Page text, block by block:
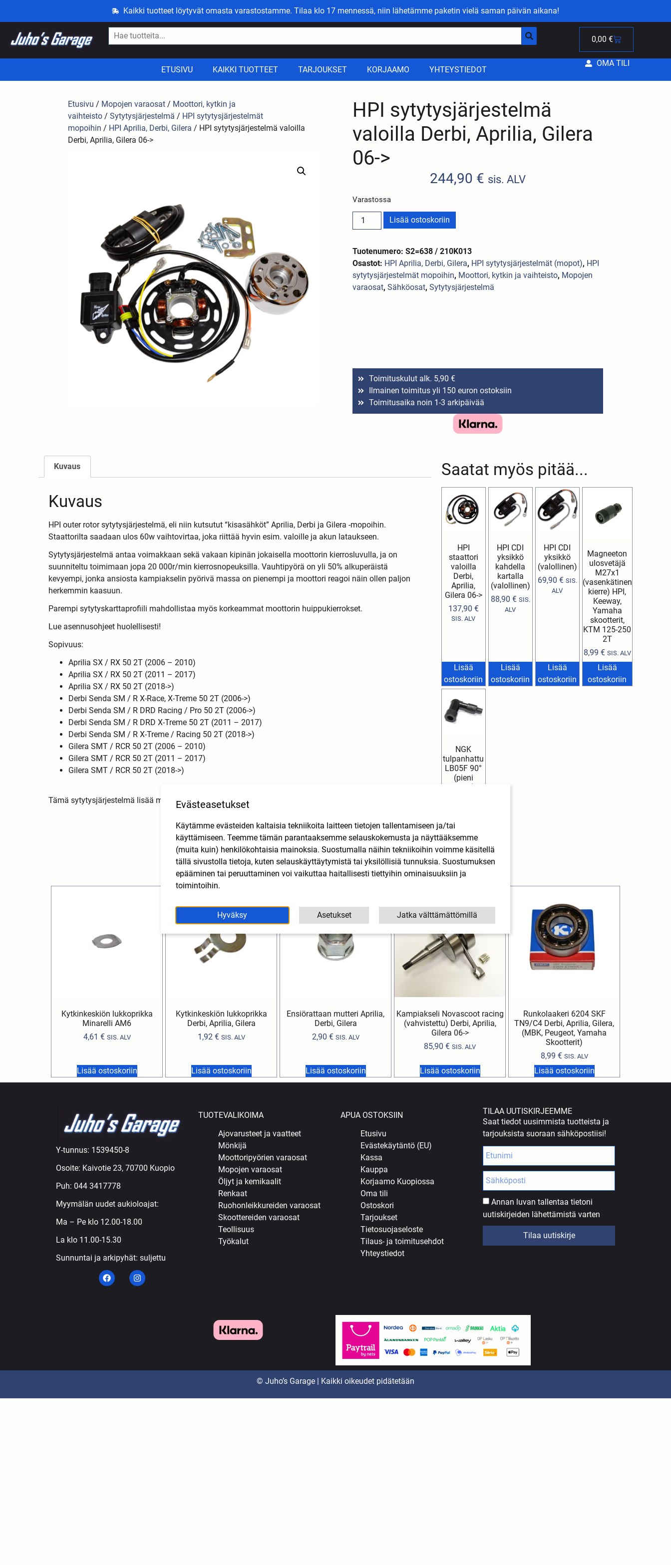
Kaikki tuotteet löytyvät omasta varastostamme. Tilaa klo 17 mennessä, niin lähetämme paketin vielä saman päivän aikana!
0,00 €
ETUSIVU KAIKKI TUOTTEET TARJOUKSET KORJAAMO YHTEYSTIEDOT
OMA TILI
Etusivu / Mopojen varaosat / Moottori, kytkin ja
vaihteisto /Sytytysjärjestelmä / HPI sytytysjärjestelmät
mopoihin / HPI Aprilia, Derbi, Gilera / HPI sytytysjärjestelmä valoilla
Derbi, Aprilia, Gilera 06->
HPI sytytysjärjestelmä
valoilla Derbi, Aprilia, Gilera
06->
244,90 € sis. ALV
Varastossa
Lisää ostoskoriin
Tuotenumero: S2=638 / 210K013
Osastot: HPI Aprilia, Derbi, Gilera, HPI sytytysjärjestelmät (mopot), HPI
sytytysjärjestelmät mopoihin, Moottori, kytkin ja vaihteisto, Mopojen
varaosat,Sähköosat,Sytytysjärjestelmä
Toimituskulut alk. 5,90 €
Ilmainen toimitus yli 150 euron ostoksiin
Toimitusaika noin 1-3 arkipäivää
Saatat myös pitää...
HPI
staattori
valoilla
Derbi,
Aprilia,
Gilera 06->
137,90 €
SIS. ALV
Lisää
ostoskoriin
HPI CDI
yksikkö
kahdella
kartalla
(valollinen)
88,90 € SIS.
ALV
Lisää
ostoskoriin
HPI CDI
yksikkö
(valollinen)
69,90 € SIS.
ALV
Lisää
ostoskoriin
Magneeton
ulosvetäjä
M27x1
(vasenkätinen
kierre) HPI,
Keeway,
Yamaha
skootterit,
KTM 125-250
2T
8,99 € SIS. ALV
Lisää
ostoskoriin
NGK
tulpanhattu
LB05F 90°
(pieni
Lisää
ostoskoriin
Kuvaus
Kuvaus
HPI outer rotor sytytysjärjestelmä, eli niin kutsutut “kisasähköt” Aprilia, Derbi ja Gilera -mopoihin.
Staattorilta saadaan ulos 60w vaihtovirtaa, joka riittää hyvin esim. valoille ja akun lataukseen.
Sytytysjärjestelmä antaa voimakkaan sekä vakaan kipinän jokaisella moottorin kierrosluvulla, ja on
suunniteltu toimimaan jopa 20 000r/min kierrosnopeuksilla. Vauhtipyörä on yli 50% alkuperäistä
kevyempi, jonka ansiosta kampiakselin pyörivä massa on pienempi ja moottori reagoi näin ollen paljon
herkemmin kaasuun.
Parempi sytytyskarttaprofiili mahdollistaa myös korkeammat moottorin huippukierrokset.
Lue asennusohjeet huolellisesti!
Sopivuus:
Aprilia SX / RX 50 2T (2006 – 2010)
Aprilia SX / RX 50 2T (2011 – 2017)
Aprilia SX / RX 50 2T (2018->)
Derbi Senda SM / R X-Race, X-Treme 50 2T (2006->)
Derbi Senda SM / R DRD Racing / Pro 50 2T (2006->)
Derbi Senda SM / R DRD X-Treme 50 2T (2011 – 2017)
Derbi Senda SM / R X-Treme / Racing 50 2T (2018->)
Gilera SMT / RCR 50 2T (2006 – 2010)
Gilera SMT / RCR 50 2T (2011 – 2017)
Gilera SMT / RCR 50 2T (2018->)
Tämä sytytysjärjestelmä lisää moottorin tehoa, joten se ei ole hyväksytty tieliikennekäyttöön!
Tutustu myös
Kytkinkeskiön lukkoprikka
Minarelli AM6
4,61 € SIS. ALV
Lisää ostoskoriin
Kytkinkeskiön lukkoprikka
Derbi, Aprilia, Gilera
1,92 € SIS. ALV
Lisää ostoskoriin
Ensiörattaan mutteri Aprilia,
Derbi, Gilera
2,90 € SIS. ALV
Lisää ostoskoriin
Kampiakseli Novascoot racing
(vahvistettu) Derbi, Aprilia,
Gilera 06->
85,90 € SIS. ALV
Lisää ostoskoriin
Runkolaakeri 6204 SKF
TN9/C4 Derbi, Aprilia, Gilera,
(MBK, Peugeot, Yamaha
Skootterit)
8,99 € SIS. ALV
Lisää ostoskoriin
Y-tunnus: 1539450-8
Osoite: Kaivotie 23, 70700 Kuopio
Puh: 044 3417778
Myymälän uudet aukioloajat:
Ma – Pe klo 12.00-18.00
La klo 11.00-15.30
Sunnuntai ja arkipyhät: suljettu
TUOTEVALIKOIMA
Ajovarusteet ja vaatteet
Mönkijä
Moottoripyörien varaosat
Mopojen varaosat
Öljyt ja kemikaalit
Renkaat
Ruohonleikkureiden varaosat
Skoottereiden varaosat
Teollisuus
Työkalut
APUA OSTOKSIIN
Etusivu
Evästekäytäntö (EU)
Kassa
Kauppa
Korjaamo Kuopiossa
Oma tili
Ostoskori
Tarjoukset
Tietosuojaseloste
Tilaus- ja toimitusehdot
Yhteystiedot
TILAA UUTISKIRJEEMME
Saat tiedot uusimmista tuotteista ja
tarjouksista suoraan sähköpostiisi!
Annan luvan tallentaa tietoni
uutiskirjeiden lähettämistä varten
Tilaa uutiskirje
© Juho’s Garage | Kaikki oikeudet pidätetään
Evästeasetukset
Käytämme evästeiden kaltaisia tekniikoita laitteen tietojen tallentamiseen ja/tai
käyttämiseen. Teemme tämän parantaaksemme selauskokemusta ja näyttääksemme
(muita kuin) henkilökohtaisia mainoksia. Suostumalla näihin tekniikoihin voimme käsitellä
tällä sivustolla tietoja, kuten selauskäyttäytymistä tai yksilöllisiä tunnuksia. Suostumuksen
epääminen tai peruuttaminen voi vaikuttaa haitallisesti tiettyihin ominaisuuksiin ja
toimintoihin.
Hyväksy Asetukset Jatka välttämättömillä